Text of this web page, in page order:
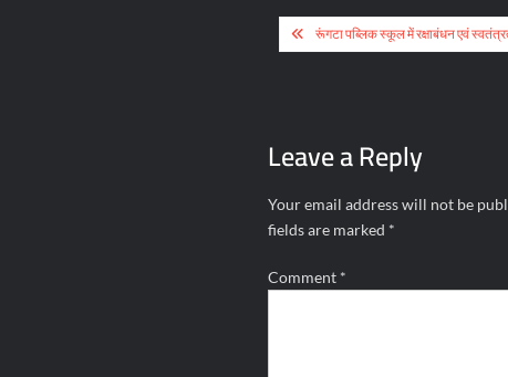
Post
navigation
रूंगटा पब्लिक स्कूल में रक्षाबंधन एवं
Leave a Reply
Your email address will not be
fields are marked *
Comment *